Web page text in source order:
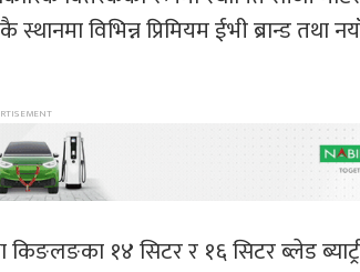
विभिन्न प्रिमियम ईभी ब्रान्ड तथा
किङलङका १४ सिटर र १६ सिटर ब्लेड